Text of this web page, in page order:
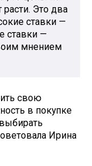
Это два
ставки —
ставки —
мнением
свою
в покупке
Ирина